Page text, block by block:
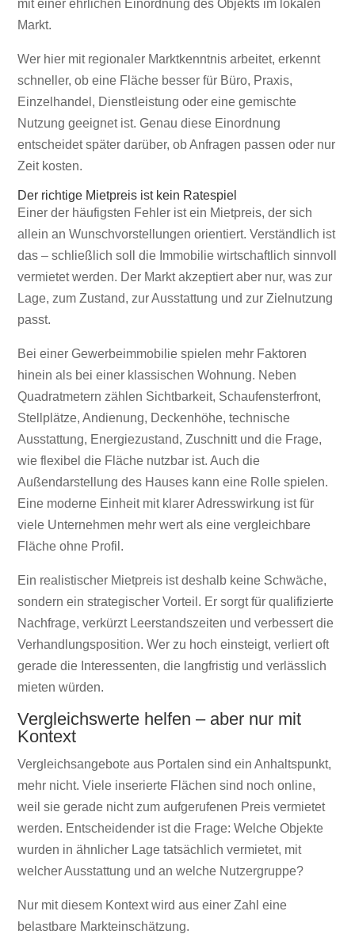
mit einer ehrlichen Einordnung des Objekts im lokalen
Markt.
Wer hier mit regionaler Marktkenntnis arbeitet, erkennt
schneller, ob eine Fläche besser für Büro, Praxis,
Einzelhandel, Dienstleistung oder eine gemischte
Nutzung geeignet ist. Genau diese Einordnung
entscheidet später darüber, ob Anfragen passen oder nur
Zeit kosten.
Der richtige Mietpreis ist kein Ratespiel
Einer der häufigsten Fehler ist ein Mietpreis, der sich
allein an Wunschvorstellungen orientiert. Verständlich ist
das – schließlich soll die Immobilie wirtschaftlich sinnvoll
vermietet werden. Der Markt akzeptiert aber nur, was zur
Lage, zum Zustand, zur Ausstattung und zur Zielnutzung
passt.
Bei einer Gewerbeimmobilie spielen mehr Faktoren
hinein als bei einer klassischen Wohnung. Neben
Quadratmetern zählen Sichtbarkeit, Schaufensterfront,
Stellplätze, Andienung, Deckenhöhe, technische
Ausstattung, Energiezustand, Zuschnitt und die Frage,
wie flexibel die Fläche nutzbar ist. Auch die
Außendarstellung des Hauses kann eine Rolle spielen.
Eine moderne Einheit mit klarer Adresswirkung ist für
viele Unternehmen mehr wert als eine vergleichbare
Fläche ohne Profil.
Ein realistischer Mietpreis ist deshalb keine Schwäche,
sondern ein strategischer Vorteil. Er sorgt für qualifizierte
Nachfrage, verkürzt Leerstandszeiten und verbessert die
Verhandlungsposition. Wer zu hoch einsteigt, verliert oft
gerade die Interessenten, die langfristig und verlässlich
mieten würden.
Vergleichswerte helfen – aber nur mit
Kontext
Vergleichsangebote aus Portalen sind ein Anhaltspunkt,
mehr nicht. Viele inserierte Flächen sind noch online,
weil sie gerade nicht zum aufgerufenen Preis vermietet
werden. Entscheidender ist die Frage: Welche Objekte
wurden in ähnlicher Lage tatsächlich vermietet, mit
welcher Ausstattung und an welche Nutzergruppe?
Nur mit diesem Kontext wird aus einer Zahl eine
belastbare Markteinschätzung.